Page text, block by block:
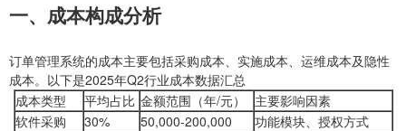
一、成本构成分析
订单管理系统的成本主要包括采购成本、实施成本、运维成本及隐性
成本。以下是2025年Q2行业成本数据汇总
成本类型
平均占比 金额范围（年/元）
主要影响因素
软件采购
30% 50,000-200,000
功能模块、授权方式